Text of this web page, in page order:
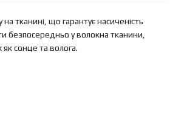
тканині, що гарантує насиченість
безпосередньо у волокна тканини,
сонце та волога.